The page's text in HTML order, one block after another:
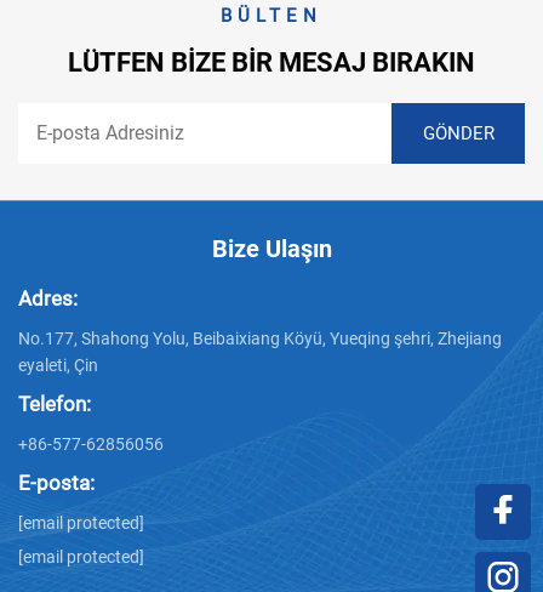
BÜLTEN
LÜTFEN BIZE BIR MESAJ BIRAKIN
Bize Ulaşın
Adres:
No.177, Shahong Yolu, Beibaixiang Köyü, Yueqing şehri, Zhejiang
eyaleti, Çin
Telefon:
+86-577-62856056
E-posta:
[email protected]
[email protected]